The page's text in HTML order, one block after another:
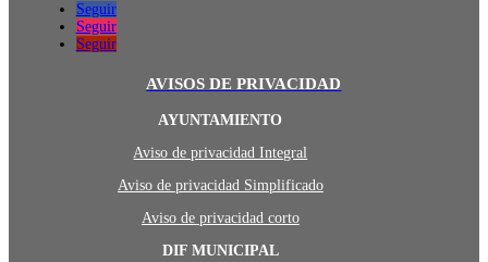
Seguir
Seguir
Seguir
AVISOS DE PRIVACIDAD
AYUNTAMIENTO
Aviso de privacidad Integral
Aviso de privacidad Simplificado
Aviso de privacidad corto
DIF MUNICIPAL